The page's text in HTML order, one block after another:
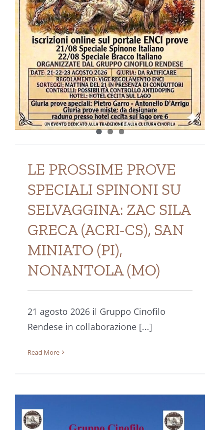
LE PROSSIME PROVE
SPECIALI SPINONI SU
SELVAGGINA: ZAC SILA
GRECA (ACRI-CS), SAN
MINIATO (PI),
NONANTOLA (MO)
21 agosto 2026 il Gruppo Cinofilo
Rendese in collaborazione [...]
Read More